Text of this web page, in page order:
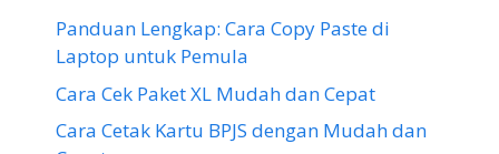
Panduan Lengkap: Cara Copy Paste di
Laptop untuk Pemula
Cara Cek Paket XL Mudah dan Cepat
Cara Cetak Kartu BPJS dengan Mudah dan